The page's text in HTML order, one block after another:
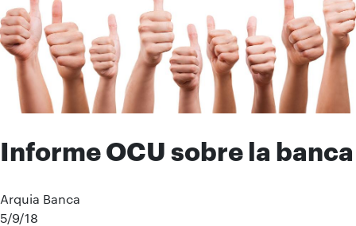
Informe OCU sobre la banca
Arquia Banca
5/9/18